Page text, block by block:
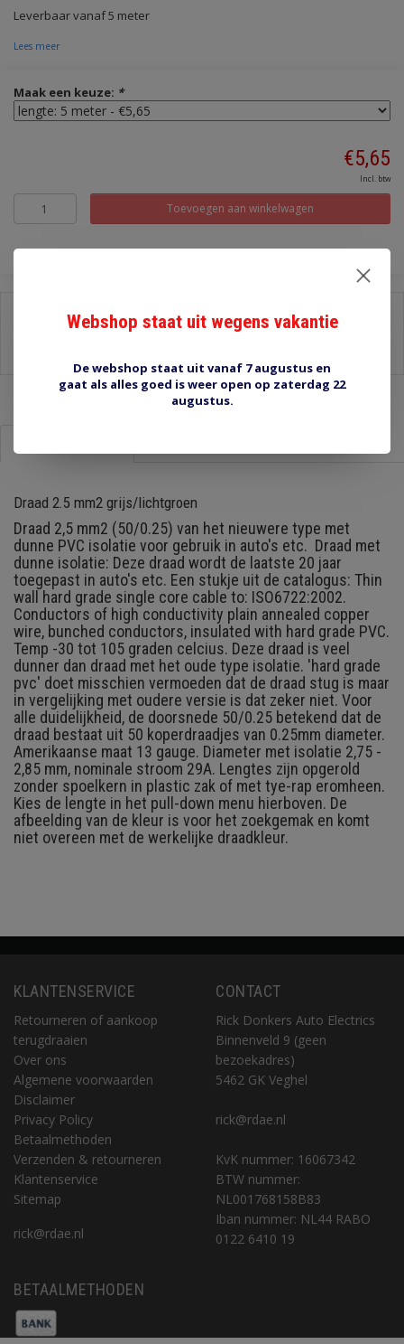
Leverbaar vanaf 5 meter
Lees meer
Maak een keuze: *
€5,65
Incl. btw
Toevoegen aan winkelwagen
Draad 2.5 mm2 grijs/lichtgroen
Draad 2,5 mm2 (50/0.25) van het nieuwere type met
dunne PVC isolatie voor gebruik in auto's etc. Draad met
dunne isolatie: Deze draad wordt de laatste 20 jaar
toegepast in auto's etc. Een stukje uit de catalogus: Thin
wall hard grade single core cable to: ISO6722:2002.
Conductors of high conductivity plain annealed copper
wire, bunched conductors, insulated with hard grade PVC.
Temp -30 tot 105 graden celcius. Deze draad is veel
dunner dan draad met het oude type isolatie. 'hard grade
pvc' doet misschien vermoeden dat de draad stug is maar
in vergelijking met oudere versie is dat zeker niet. Voor
alle duidelijkheid, de doorsnede 50/0.25 betekend dat de
draad bestaat uit 50 koperdraadjes van 0.25mm diameter.
Amerikaanse maat 13 gauge. Diameter met isolatie 2,75 -
2,85 mm, nominale stroom 29A. Lengtes zijn opgerold
zonder spoelkern in plastic zak of met tye-rap eromheen.
Kies de lengte in het pull-down menu hierboven. De
afbeelding van de kleur is voor het zoekgemak en komt
niet overeen met de werkelijke draadkleur.
KLANTENSERVICE
Retourneren of aankoop
terugdraaien
Over ons
Algemene voorwaarden
Disclaimer
Privacy Policy
Betaalmethoden
Verzenden & retourneren
Klantenservice
Sitemap
rick@rdae.nl
CONTACT
Rick Donkers Auto Electrics
Binnenveld 9 (geen
bezoekadres)
5462 GK Veghel
rick@rdae.nl
KvK nummer: 16067342
BTW nummer:
NL001768158B83
Iban nummer: NL44 RABO
0122 6410 19
BETAALMETHODEN
Webshop staat uit wegens vakantie
De webshop staat uit vanaf 7 augustus en
gaat als alles goed is weer open op zaterdag 22
augustus.